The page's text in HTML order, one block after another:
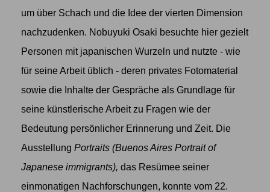
um über Schach und die Idee der vierten Dimension
nachzudenken. Nobuyuki Osaki besuchte hier gezielt
Personen mit japanischen Wurzeln und nutzte - wie
für seine Arbeit üblich - deren privates Fotomaterial
sowie die Inhalte der Gespräche als Grundlage für
seine künstlerische Arbeit zu Fragen wie der
Bedeutung persönlicher Erinnerung und Zeit. Die
Ausstellung Portraits (Buenos Aires Portrait of
Japanese immigrants), das Resümee seiner
einmonatigen Nachforschungen, konnte vom 22.